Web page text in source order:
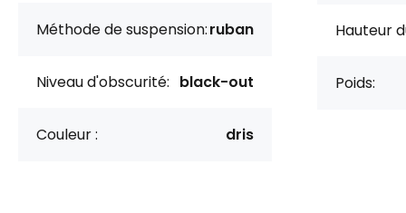
Méthode de suspension:ruban
Niveau d'obscurité: black-out
Couleur : dris
Hauteur
Poids: